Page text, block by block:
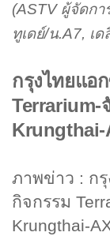
(ASTV ผู้จัดก
ทูเดย์/น.A7, เ
กรุงไทยแอ
Krungthai-
ภาพข่าว : ก
กิจกรรม
Krungthai-